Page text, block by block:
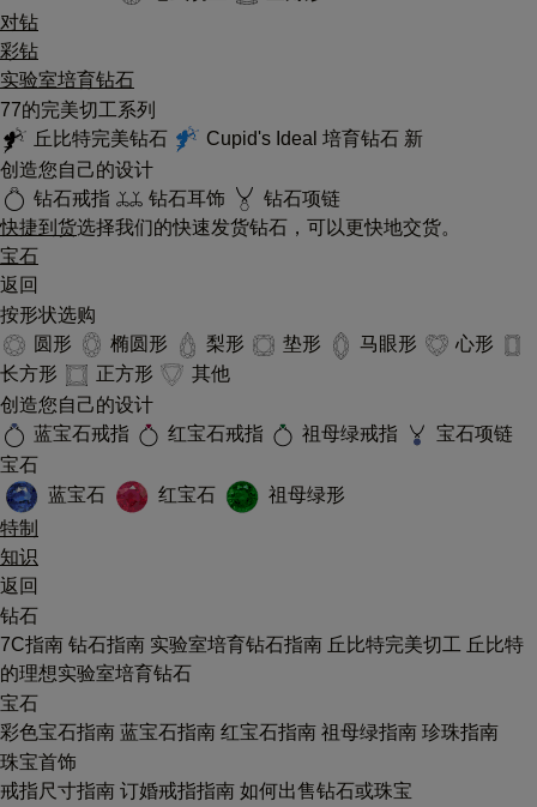
对钻
彩钻
实验室培育钻石
77的完美切工系列
丘比特完美钻石
Cupid's Ideal 培育钻石 新
创造您自己的设计
钻石戒指
钻石耳饰
钻石项链
快捷到货选择我们的快速发货钻石，可以更快地交货。
宝石
返回
按形状选购
圆形
椭圆形 梨形 垫形 马眼形
心形
长方形
正方形
其他
创造您自己的设计
蓝宝石戒指
红宝石戒指 祖母绿戒指
宝石项链
宝石
蓝宝石
红宝石
祖母绿形
特制
知识
返回
钻石
7C指南 钻石指南 实验室培育钻石指南 丘比特完美切工 丘比特
的理想实验室培育钻石
宝石
彩色宝石指南 蓝宝石指南 红宝石指南 祖母绿指南 珍珠指南
珠宝首饰
戒指尺寸指南 订婚戒指指南 如何出售钻石或珠宝